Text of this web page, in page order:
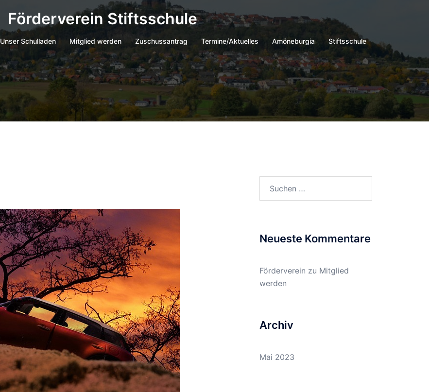
Förderverein Stiftsschule
Unser Schulladen Mitglied werden Zuschussantrag Termine/Aktuelles Amöneburgia Stiftsschule
Neueste Kommentare
Förderverein zu Mitglied
werden
Archiv
Mai 2023